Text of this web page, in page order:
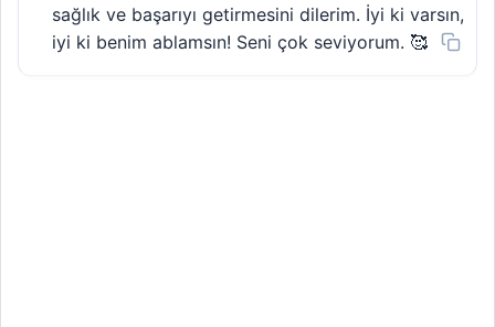
sağlık ve başarıyı getirmesini dilerim. İyi ki varsın,
iyi ki benim ablamsın! Seni çok seviyorum. 🥰